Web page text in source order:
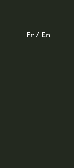
Fr / En